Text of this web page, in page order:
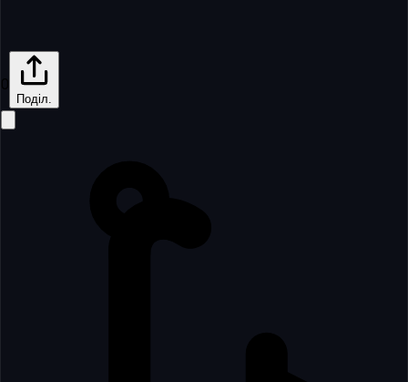
Поділ.